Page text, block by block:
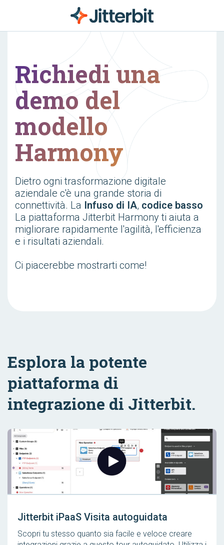
Richiedi una
demo del
modello
Harmony
Dietro ogni trasformazione digitale
aziendale c'è una grande storia di
connettività. La Infuso di IA, codice basso
La piattaforma Jitterbit Harmony ti aiuta a
migliorare rapidamente l'agilità, l'efficienza
e i risultati aziendali.
Ci piacerebbe mostrarti come!
Esplora la potente
piattaforma di
integrazione di Jitterbit.
Jitterbit iPaaS Visita autoguidata
Scopri tu stesso quanto sia facile e veloce creare